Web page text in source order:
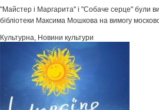
"Майстер і Маргарита" і "Собаче серце" були
бібліотеки Максима Мошкова на вимогу
Культурна, Новини культури